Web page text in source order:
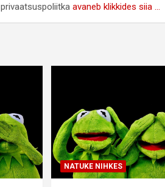
privaatsuspoliitkaavaneb klikkides siia ...
NATUKE NIHKES